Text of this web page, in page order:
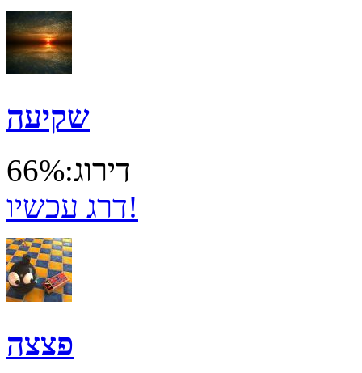
שקיעה
דירוג:66%
דרג עכשיו!
פצצה